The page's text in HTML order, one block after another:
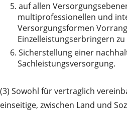
5. auf allen
multiprofessionellen und
Versorgungsformen
Einzelleistungserbringern
6. Sicherstellung einer
Sachleistungsversorgung.
(3) Sowohl für vertraglich
einseitige, zwischen Land und